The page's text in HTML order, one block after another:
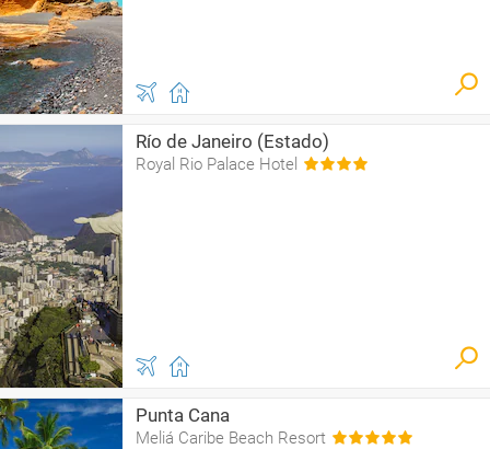
Río de Janeiro (Estado)
Royal Rio Palace Hotel
Punta Cana
Meliá Caribe Beach Resort